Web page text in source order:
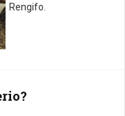
Rengifo.